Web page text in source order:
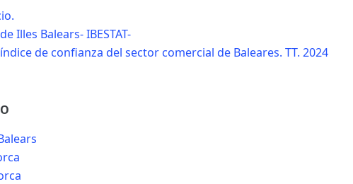
Illes Balears- IBESTAT-
de confianza del sector comercial de Baleares. TT. 2024